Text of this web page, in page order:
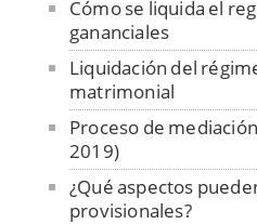
Cómo se liquida el
gananciales
Liquidación del
matrimonial
Proceso de
2019)
¿Qué aspectos
provisionales?